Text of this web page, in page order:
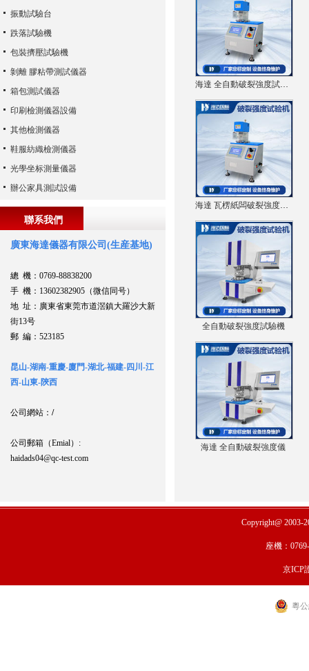
振動試驗台
跌落試驗機
包裝擠壓試驗機
剝離 膠粘帶測試儀器
箱包測試儀器
印刷檢測儀器設備
其他檢測儀器
鞋服紡織檢測儀器
光學坐标測量儀器
辦公家具測試設備
聯系我們
廣東海達儀器有限公司(生産基地)
總 機：0769-88838200
手 機：13602382905（微信同号）
地 址：廣東省東莞市道滘鎮大羅沙大新
街13号
郵 編：523185
昆山-湖南-重慶-廈門-湖北-福建-四川-江
西-山東-陝西
公司網站： /
公司郵箱（Emial）:
haidads04@qc-test.com
海達 全自動破裂強度試驗儀
海達 瓦楞紙闆破裂強度測試儀
全自動破裂強度試驗機
海達 全自動破裂強度儀
Copyright@ 2003-
座機：
京ICP
粵公